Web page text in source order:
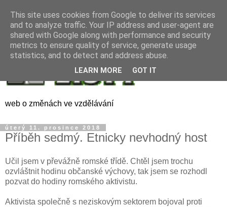
web o změnách ve vzdělávání
úterý 11. prosince 2018
Příběh sedmý. Etnicky nevhodný host
Učil jsem v převážně romské třídě. Chtěl jsem trochu
ozvláštnit hodinu občanské výchovy, tak jsem se rozhodl
pozvat do hodiny romského aktivistu.
Aktivista společně s neziskovým sektorem bojoval proti
This site uses cookies from Google to deliver its services
and to analyze traffic. Your IP address and user-agent are
shared with Google along with performance and security
metrics to ensure quality of service, generate usage
statistics, and to detect and address abuse.
LEARN MORE GOT IT